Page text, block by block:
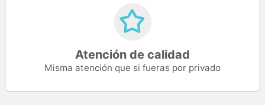
Atención de calidad
Misma atención que si fueras por privado